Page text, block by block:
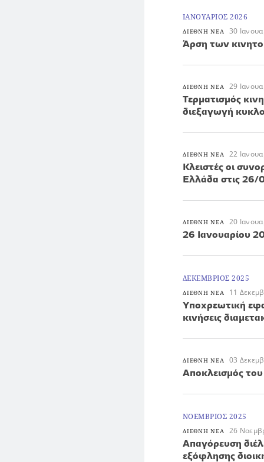
ΙΑΝΟΥΑΡΙΟΣ 2026
ΔΙΕΘΝΗ ΝΕΑ 30
Άρση των
ΔΙΕΘΝΗ ΝΕΑ 29
Τερματισμός
διεξαγωγή
ΔΙΕΘΝΗ ΝΕΑ 22
Κλειστές οι
Ελλάδα στις 26/
ΔΙΕΘΝΗ ΝΕΑ 20
26 Ιανουαρίου
ΔΕΚΕΜΒΡΙΟΣ 2025
ΔΙΕΘΝΗ ΝΕΑ 11
Υποχρεωτική
κινήσεις
ΔΙΕΘΝΗ ΝΕΑ 03
Αποκλεισμός
ΝΟΕΜΒΡΙΟΣ 2025
ΔΙΕΘΝΗ ΝΕΑ 26
Απαγόρευση
εξόφλησης